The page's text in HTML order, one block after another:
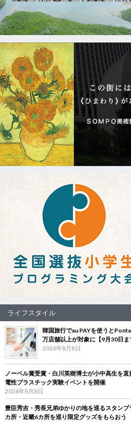
ライフスタイル
韓国旅行でau PAYを使うと
万店舗以上が対象に【9月30日ま
2026年8月8日
ノーベル賞受賞・白川英樹博士が小中高生を
電性プラスチック実験イベントを開催
2026年8月8日
豊臣秀吉・秀長兄弟ゆかりの地を巡るスタン
カ所・近畿6カ所を巡り限定グッズをもらおう